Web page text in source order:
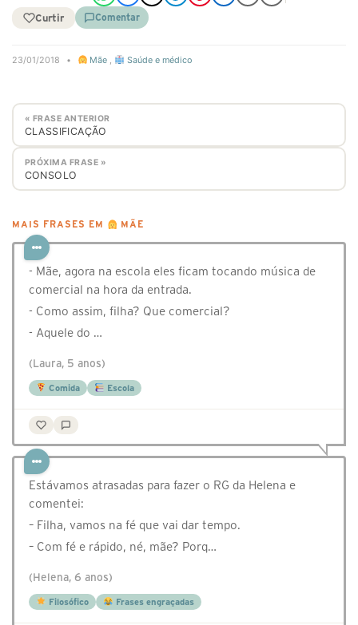
Curtir Comentar
23/01/2018 • Mãe , Saúde e médico
« FRASE ANTERIOR
CLASSIFICAÇÃO
PRÓXIMA FRASE »
CONSOLO
MAIS FRASES EM MÃE
- Mãe, agora na escola eles ficam tocando música de
comercial na hora da entrada.
- Como assim, filha? Que comercial?
- Aquele do …
(Laura, 5 anos)
Comida Escola
Estávamos atrasadas para fazer o RG da Helena e
comentei:
– Filha, vamos na fé que vai dar tempo.
– Com fé e rápido, né, mãe? Porq…
(Helena, 6 anos)
Filosófico Frases engraçadas